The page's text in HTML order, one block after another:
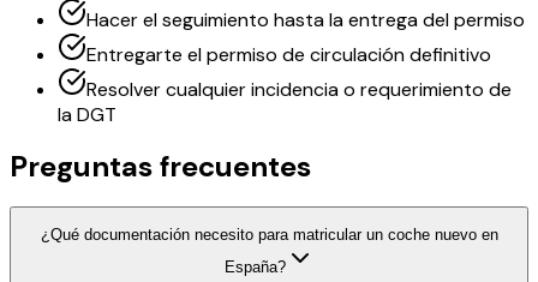
Hacer el seguimiento hasta la entrega del permiso
Entregarte el permiso de circulación definitivo
Resolver cualquier incidencia o requerimiento de
la DGT
Preguntas frecuentes
¿Qué documentación necesito para matricular un coche nuevo en
España?